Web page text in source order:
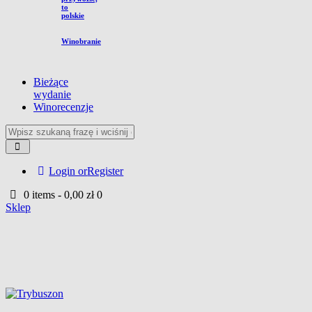
to
polskie
Winobranie
Bieżące
wydanie
Winorecenzje
Login orRegister
0 items -0,00 zł 0
Sklep